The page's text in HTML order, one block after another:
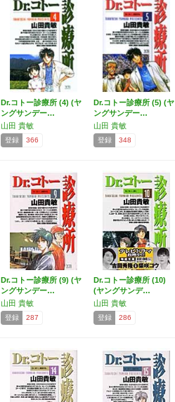
Dr.コトー診療所 (4) (ヤ
ングサンデー…
山田 貴敏
登録 366
Dr.コトー診療所 (5) (ヤ
ングサンデー…
山田 貴敏
登録 348
Dr.コトー診療所 (9) (ヤ
ングサンデー…
山田 貴敏
登録 287
Dr.コトー診療所 (10)
(ヤングサンデ…
山田 貴敏
登録 286